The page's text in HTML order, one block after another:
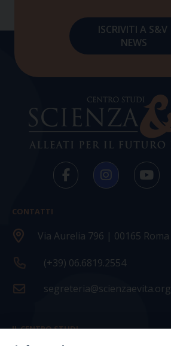
CONTATTI
Via Aurelia 796 | 00165 Roma
(+39) 06.6819.2554
segreteria@scienzaevita.org
IL CENTRO STUDI